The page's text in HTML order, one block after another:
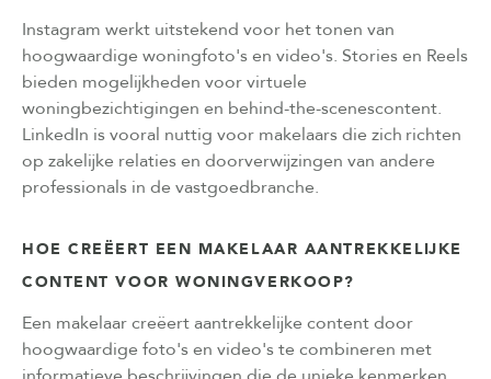
Instagram werkt uitstekend voor het tonen van
hoogwaardige woningfoto's en video's. Stories en Reels
bieden mogelijkheden voor virtuele
woningbezichtigingen en behind-the-scenescontent.
LinkedIn is vooral nuttig voor makelaars die zich richten
op zakelijke relaties en doorverwijzingen van andere
professionals in de vastgoedbranche.
HOE CREËERT EEN MAKELAAR AANTREKKELIJKE
CONTENT VOOR WONINGVERKOOP?
Een makelaar creëert aantrekkelijke content door
hoogwaardige foto's en video's te combineren met